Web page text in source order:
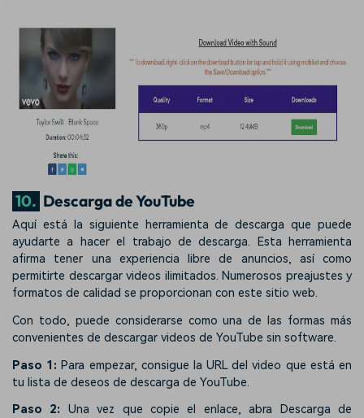
10. Descarga de YouTube
Aquí está la siguiente herramienta de descarga que puede
ayudarte a hacer el trabajo de descarga. Esta herramienta
afirma tener una experiencia libre de anuncios, así como
permitirte descargar videos ilimitados. Numerosos preajustes y
formatos de calidad se proporcionan con este sitio web.
Con todo, puede considerarse como una de las formas más
convenientes de descargar videos de YouTube sin software.
Paso 1: Para empezar, consigue la URL del video que está en
tu lista de deseos de descarga de YouTube.
Paso 2: Una vez que copie el enlace, abra Descarga de